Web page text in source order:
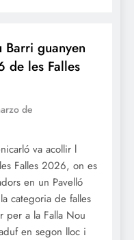
guanyen
de les Falles
de
va acollir l
Falles 2026, on es
en un Pavelló
categoria de falles
per a la Falla Nou
en segon lloc i